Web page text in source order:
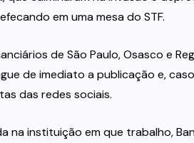
em uma mesa do STF.
de São Paulo, Osasco e
de imediato a publicação e,
das redes sociais.
na instituição em que trabalho,